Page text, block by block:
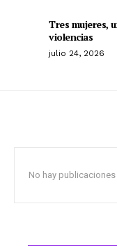
Tres mujeres,
violencias
julio 24, 2026
No hay